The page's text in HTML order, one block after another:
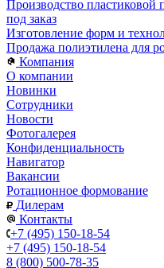
Производство пластиковой
под заказ
Изготовление форм и
Продажа полиэтилена для
Компания
О компании
Новинки
Сотрудники
Новости
Фотогалерея
Конфиденциальность
Навигатор
Вакансии
Ротационное формование
Дилерам
Контакты
+7 (495) 150-18-54
+7 (495) 150-18-54
8 (800) 500-78-35